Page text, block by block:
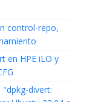
control-repo,
en HPE iLO y
divert: